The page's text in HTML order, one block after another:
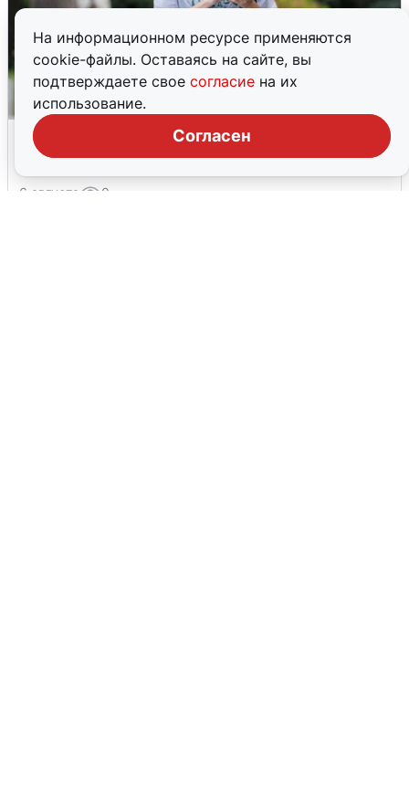
На информационном ресурсе применяются
cookie-файлы. Оставаясь на сайте, вы
подтверждаете свое согласие на их
использование.
Согласен
Волгоградцы остались без
мобильного интернета
6 августа 0